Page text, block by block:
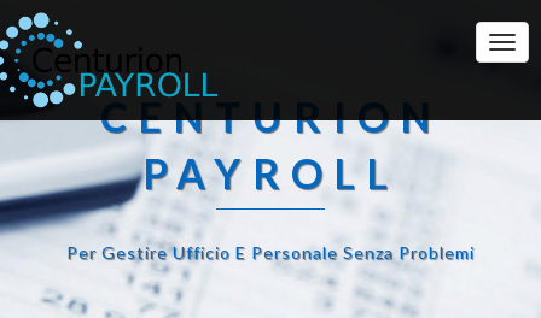
CENTURION
PAYROLL
Per Gestire Ufficio E Personale Senza Problemi